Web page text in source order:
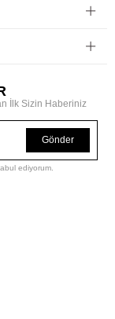
İlk Sizin Haberiniz
Gönder
ediyorum.